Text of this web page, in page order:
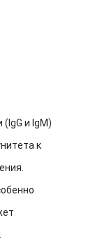
(IgG и IgM)
к